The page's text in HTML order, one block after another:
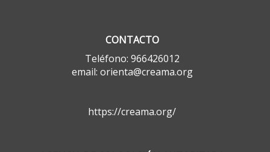
CONTACTO
Teléfono: 966426012
email: orienta@creama.org
https://creama.org/